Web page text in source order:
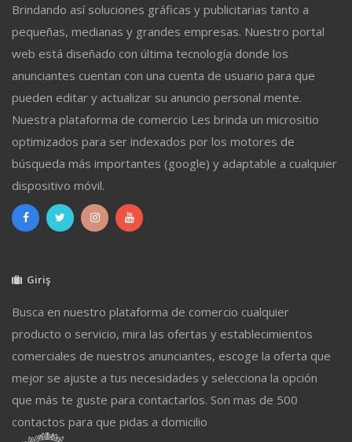
Brindando así soluciones gráficas y publicitarias tanto a
pequeñas, medianas y grandes empresas. Nuestro portal
web está diseñado con última tecnología donde los
anunciantes cuentan con una cuenta de usuario para que
pueden editar y actualizar su anuncio personal mente.
Nuestra plataforma de comercio Les brinda un micrositio
optimizados para ser indexados por los motores de
búsqueda más importantes (google) y adaptable a cualquier
dispositivo móvil.
Giriş
Busca en nuestro plataforma de comercio cualquier
producto o servicio, mira las ofertas y establecimientos
comerciales de nuestros anunciantes, escoge la oferta que
mejor se ajuste a tus necesidades y selecciona la opción
que más te guste para contactarlos. Son mas de 500
contactos para que pidas a domicilio